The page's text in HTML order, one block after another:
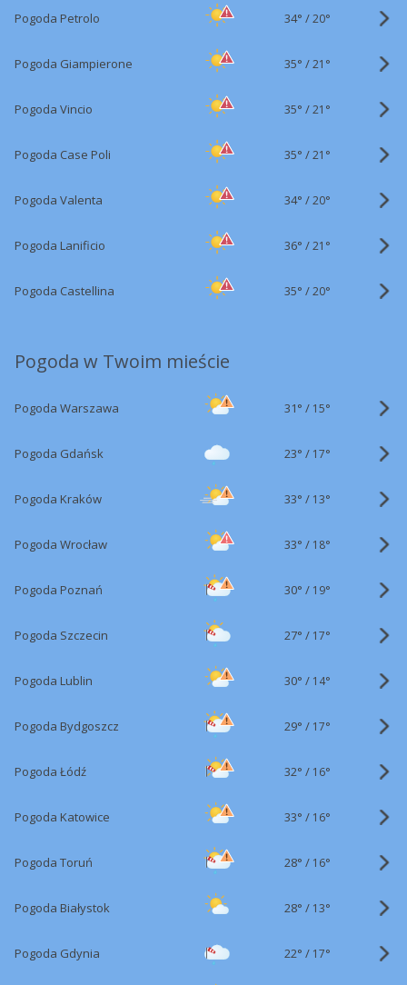
Pogoda Petrolo 34° /20°
Pogoda Giampierone 35° /21°
Pogoda Vincio 35° /21°
Pogoda Case Poli 35° /21°
Pogoda Valenta 34° /20°
Pogoda Lanificio 36° /21°
Pogoda Castellina 35° /20°
Pogoda w Twoim mieście
Pogoda Warszawa 31° / 15°
Pogoda Gdańsk 23° / 17°
Pogoda Kraków 33° / 13°
Pogoda Wrocław 33° / 18°
Pogoda Poznań 30° / 19°
Pogoda Szczecin 27° / 17°
Pogoda Lublin 30° / 14°
Pogoda Bydgoszcz 29° / 17°
Pogoda Łódź 32° / 16°
Pogoda Katowice 33° / 16°
Pogoda Toruń 28° / 16°
Pogoda Białystok 28° / 13°
Pogoda Gdynia 22° / 17°